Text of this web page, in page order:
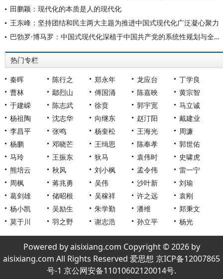
田鹏颖：现代化的本质是人的现代化
王东峰：坚持团结和民主两大主题为推进中国式现代化广泛凝心聚力
巴勃罗·博马罗：中国式现代化深植于中国共产党的系统性规划与全方位治理实践
热门专栏
秦晖 陈行之 郑永年 龙应台
丁学良
曹林
鄢烈山 傅国涌 陈嘉映
黄宗智
于建嵘
陈志武 徐贲 郭宇宽
马立诚
杨祖陶
沈志华 向继东 赵汀阳
戴建业
李昌平
张鸣 杨奎松 王海光
周濂
杨鹏
邓晓芒 王缉思 陈奉孝
郭世佑
马玲
王振东 狄马 袁伟时
史啸虎
熊培云
秋风 刘小枫 孟令伟
雷一宁
周枫
蒋兆勇 吴伟 沙叶新
刘瑜
葛剑雄
储昭根 吴稼祥 许之远
袁刚
杨小凯
吴励生 朱学勤 潘维
郑秉文
莫于川
羽之野 谢志浩 孙立平 杨光
Powered by aisixiang.com Copyright © 2026 by
aisixiang.com All Rights Reserved 爱思想 京ICP备12007865
号-1 京公网安备11010602120014号.